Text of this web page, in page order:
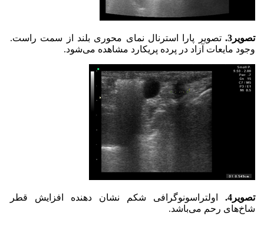
تصویر3.
تصویر پارا استرنال نمای محوری بلند از سمت راست.
وجود مایعات آزاد در پرده پریکارد مشاهده می‌شود.
تصویر4.
اولتراسونوگرافی شکم نشان دهنده افزایش قطر
شاخ‌های رحم می‌باشد.